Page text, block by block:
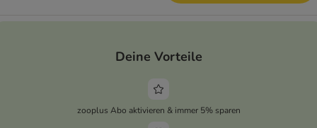
Deine Vorteile
zooplus Abo aktivieren & immer 5% sparen